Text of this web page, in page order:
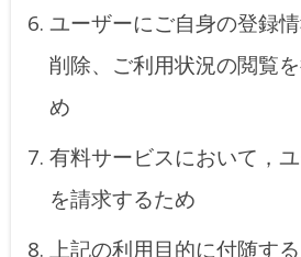
ユーザーにご自身の登録情
削除、ご利用状況の閲覧
め
有料サービスにおいて，
を請求するため
上記の利用目的に付随す